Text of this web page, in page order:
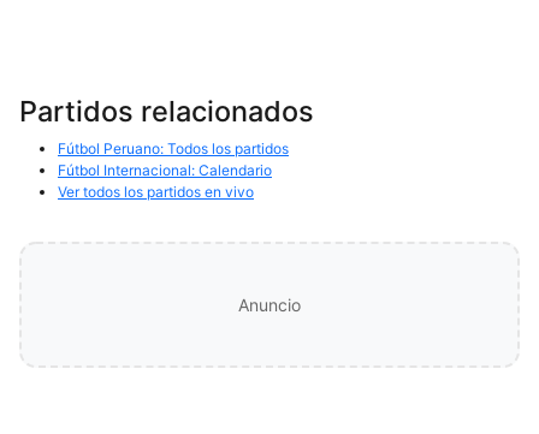
Partidos relacionados
Fútbol Peruano: Todos los partidos
Fútbol Internacional: Calendario
Ver todos los partidos en vivo
Anuncio